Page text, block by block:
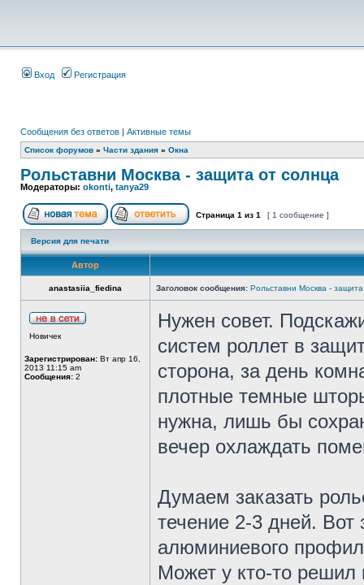
Вход Регистрация
Сообщения без ответов | Активные темы
Список форумов » Части здания » Окна
Рольставни Москва - защита от солнца
Модераторы: okonti, tanya29
Страница 1 из 1 [ 1 сообщение ]
Версия для печати
Автор
anastasiia_fiedina Заголовок сообщения: Рольставни Москва -
Новичек
Зарегистрирован: Вт апр 16,
2013 11:15 am
Сообщения: 2
Нужен совет.
систем роллет в
сторона, за день
плотные темные
нужна, лишь бы
вечер охлаждать
Думаем заказать
течение 2-3 дней. Вот
алюминиевого
Может у кто-то решил